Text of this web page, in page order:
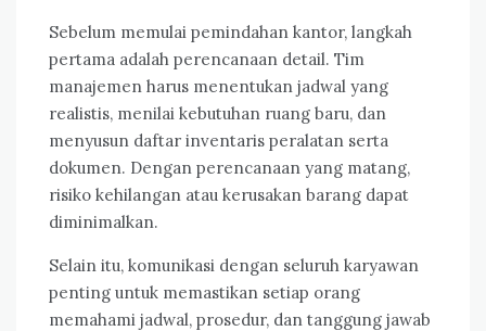
Sebelum memulai pemindahan kantor, langkah
pertama adalah perencanaan detail. Tim
manajemen harus menentukan jadwal yang
realistis, menilai kebutuhan ruang baru, dan
menyusun daftar inventaris peralatan serta
dokumen. Dengan perencanaan yang matang,
risiko kehilangan atau kerusakan barang dapat
diminimalkan.
Selain itu, komunikasi dengan seluruh karyawan
penting untuk memastikan setiap orang
memahami jadwal, prosedur, dan tanggung jawab